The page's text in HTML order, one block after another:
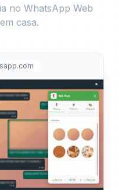
no WhatsApp Web
casa.